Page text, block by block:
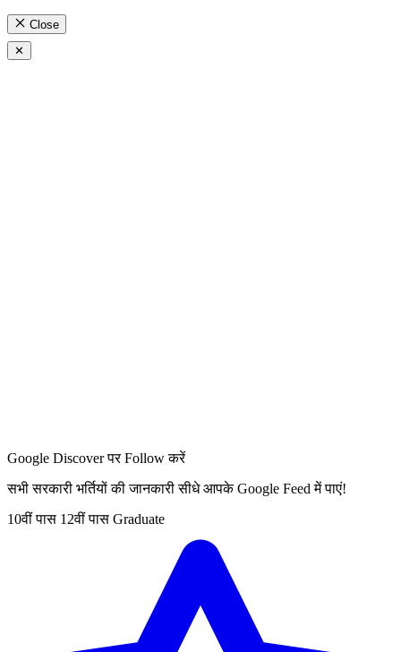
Close
✕
Google Discover पर Follow करें
सभी सरकारी भर्तियों की जानकारी सीधे आपके Google Feed में पाएं!
10वीं पास 12वीं पास Graduate